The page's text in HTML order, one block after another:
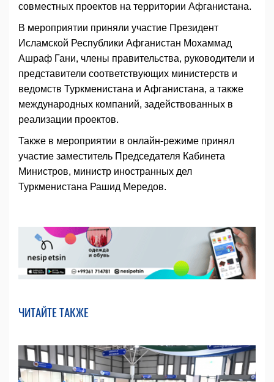
совместных проектов на территории Афганистана.
В мероприятии приняли участие Президент
Исламской Республики Афганистан Мохаммад
Ашраф Гани, члены правительства, руководители и
представители соответствующих министерств и
ведомств Туркменистана и Афганистана, а также
международных компаний, задействованных в
реализации проектов.
Также в мероприятии в онлайн-режиме принял
участие заместитель Председателя Кабинета
Министров, министр иностранных дел
Туркменистана Рашид Мередов.
ЧИТАЙТЕ ТАКЖЕ